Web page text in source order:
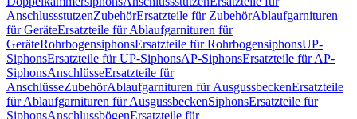
AnschlussstutzenZubehörErsatzteile für ZubehörAblaufgarnituren
für GeräteErsatzteile für Ablaufgarnituren für
GeräteRohrbogensiphonsErsatzteile für RohrbogensiphonsUP-
SiphonsErsatzteile für UP-SiphonsAP-SiphonsErsatzteile für AP-
SiphonsAnschlüsseErsatzteile für
AnschlüsseZubehörAblaufgarnituren für AusgussbeckenErsatzteile
für Ablaufgarnituren für AusgussbeckenSiphonsErsatzteile für
SiphonsAnschlussbögenErsatzteile für